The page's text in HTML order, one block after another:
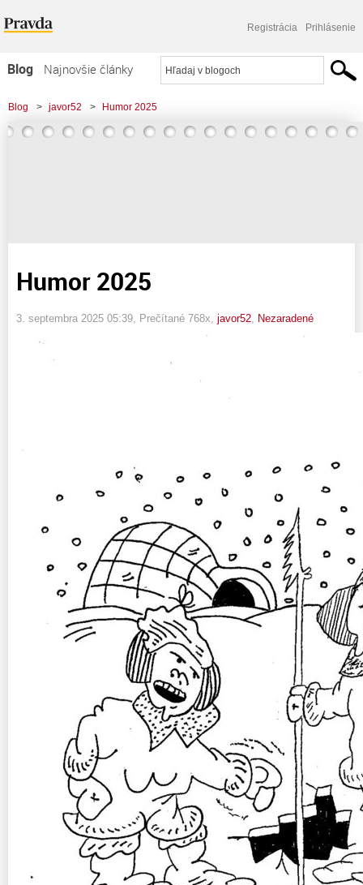
Registrácia Prihlásenie
Blog
Najnovšie články
Najčítanejšie články
Najkomentovanejšie články
Blog > javor52 > Humor 2025
Humor 2025
3. septembra 2025 05:39 , Prečítané 768x, javor52 Nezaradené